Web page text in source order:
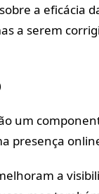
a eficácia
a serem
um
presença
a